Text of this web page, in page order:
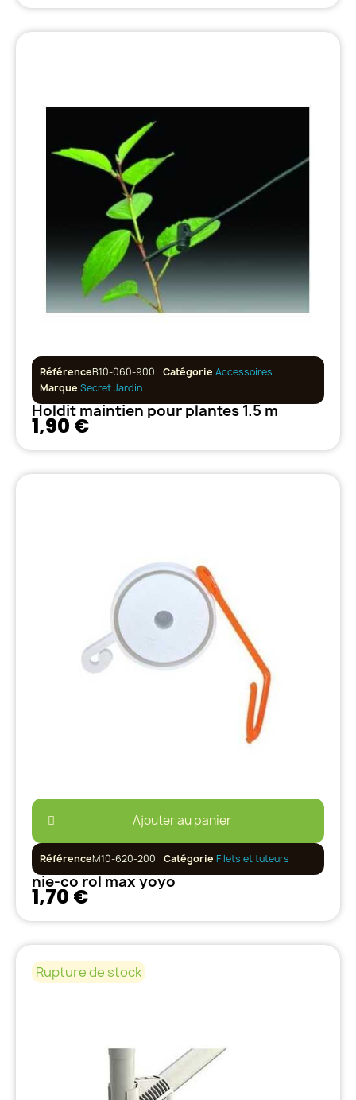
RéférenceB10-060-900 Catégorie Accessoires
Marque Secret Jardin
Holdit maintien pour plantes 1.5 m
1,90 €
Ajouter au panier
RéférenceM10-620-200 Catégorie Filets et tuteurs
nie-co rol max yoyo
1,70 €
Rupture de stock